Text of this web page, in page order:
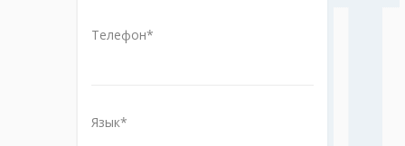
Телефон*
Язык*